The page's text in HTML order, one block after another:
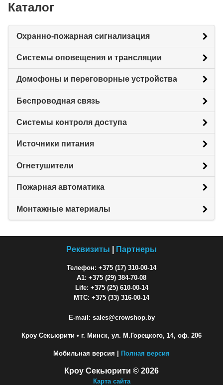
Каталог
Охранно-пожарная сигнализация
Системы оповещения и трансляции
Домофоны и переговорные устройства
Беспроводная связь
Системы контроля доступа
Источники питания
Огнетушители
Пожарная автоматика
Монтажные материалы
Реквизиты Партнеры
Телефон: +375 (17) 310-00-14
A1: +375 (29) 384-70-08
Life: +375 (25) 610-00-14
МТС: +375 (33) 316-00-14
E-mail: sales@crowshop.by
Кроу Секьюрити • г. Минск, ул. М.Горецкого, 14, оф. 206
Мобильная версия | Полная версия
Кроу Секьюрити © 2026
Карта сайта